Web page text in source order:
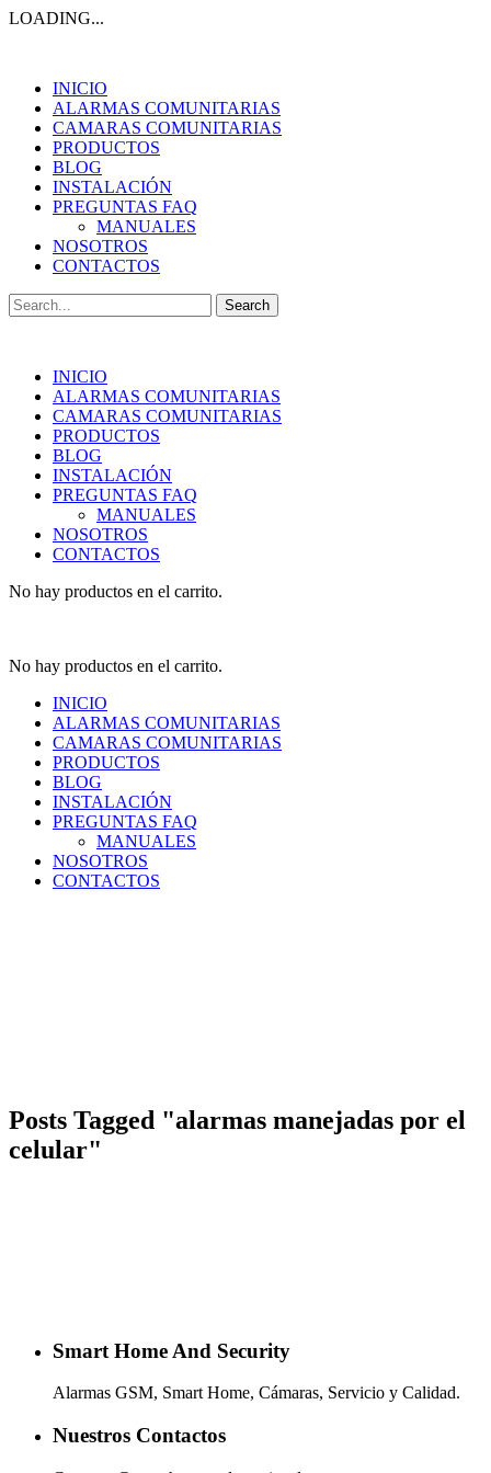
LOADING...
INICIO
ALARMAS COMUNITARIAS
CAMARAS COMUNITARIAS
PRODUCTOS
BLOG
INSTALACIÓN
PREGUNTAS FAQ
MANUALES
NOSOTROS
CONTACTOS
Search
for:
INICIO
ALARMAS COMUNITARIAS
CAMARAS COMUNITARIAS
PRODUCTOS
BLOG
INSTALACIÓN
PREGUNTAS FAQ
MANUALES
NOSOTROS
CONTACTOS
No hay productos en el carrito.
No hay productos en el carrito.
INICIO
ALARMAS COMUNITARIAS
CAMARAS COMUNITARIAS
PRODUCTOS
BLOG
INSTALACIÓN
PREGUNTAS FAQ
MANUALES
NOSOTROS
CONTACTOS
Posts Tagged "alarmas manejadas por el
celular"
Smart Home And Security
Alarmas GSM, Smart Home, Cámaras, Servicio y Calidad.
Nuestros Contactos